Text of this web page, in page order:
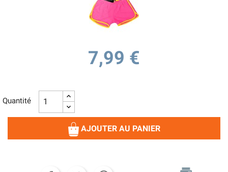
7,99 €
Quantité
AJOUTER AU PANIER